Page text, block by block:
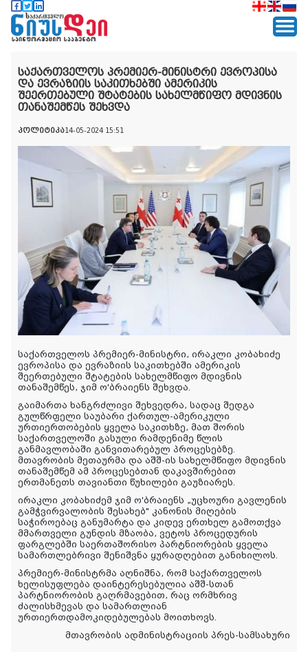
საქართველოს პრემიერ-მინისტრი ევროპისა
და ევრაზიის საკითხებში ამერიკის
შეერთებული შტატების სახელმწიფო მდივნის
თანაშემწეს შეხვდა
პოლიტიკა14-05-2024 15:51
საქართველოს პრემიერ-მინისტრი, ირაკლი კობახიძე
ევროპისა და ევრაზიის საკითხებში ამერიკის
შეერთებული შტატების სახელმწიფო მდივნის
თანაშემწეს, ჯიმ ო'ბრაიენს შეხვდა.
გაიმართა ხანგრძლივი შეხვედრა, სადაც შედგა
გულწრფელი საუბარი ქართულ-ამერიკული
ურთიერთობების ყველა საკითხზე, მათ შორის
საქართველოში გასული რამდენიმე წლის
განმავლობაში განვითარებულ პროცესებზე.
მთავრობის მეთაურმა და აშშ-ის სახელმწიფო მდივნის
თანაშემწემ ამ პროცესებთან დაკავშირებით
ერთმანეთს თავიანთი წუხილები გაუზიარეს.
ირაკლი კობახიძემ ჯიმ ო'ბრაიენს „უცხოური გავლენის
გამჭვირვალობის შესახებ" კანონის მიღების
საჭიროებაც განუმარტა და კიდევ ერთხელ გამოთქვა
მმართველი გუნდის მზაობა, ვეტოს პროცედურის
ფარგლებში საერთაშორისო პარტნიორების ყველა
სამართლებრივი შენიშვნა ყურადღებით განიხილოს.
პრემიერ-მინისტრმა აღნიშნა, რომ საქართველოს
ხელისუფლება დაინტერესებულია აშშ-სთან
პარტნიორობის გაღრმავებით, რაც ორმხრივ
ძალისხმევას და სამართლიან
ურთიერთდამოკიდებულებას მოითხოვს.
მთავრობის ადმინისტრაციის პრეს-სამსახური